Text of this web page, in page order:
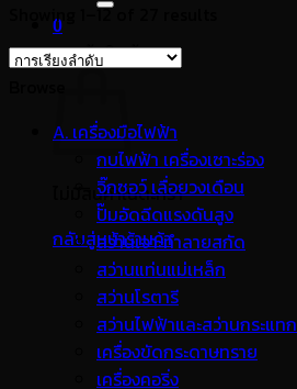
0
ตะกร้าสินค้า
ไม่มีสินค้าในตะกร้า
กลับสู่หน้าร้านค้า
Showing 1–12 of 27 results
A. เครื่องมือไฟฟ้า
กบไฟฟ้า เครื่องเซาะร่อง
จิ๊กซอว์ เลื่อยวงเดือน
ปั๊มอัดฉีดแรงดันสูง
สว่านเจาะทำลายสกัด
สว่านแท่นแม่เหล็ก
สว่านโรตารี
สว่านไฟฟ้าและสว่านกระแทก
เครื่องขัดกระดาษทราย
เครื่องคอริ่ง